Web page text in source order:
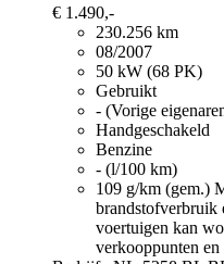
€ 1.490,-
230.256 km
08/2007
50 kW (68 PK)
Gebruikt
- (Vorige
Handgeschakeld
Benzine
- (l/100 km)
109 g/km (gem.)
brandstofverbruik
voertuigen kan
verkooppunten